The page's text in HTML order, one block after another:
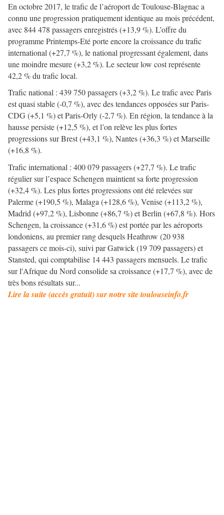
En octobre 2017, le trafic de l’aéroport de Toulouse-Blagnac a
connu une progression pratiquement identique au mois précédent,
avec 844 478 passagers enregistrés (+13,9 %). L’offre du
programme Printemps-Eté porte encore la croissance du trafic
international (+27,7 %), le national progressant également, dans
une moindre mesure (+3,2 %). Le secteur low cost représente
42,2 % du trafic local.
Trafic national : 439 750 passagers (+3,2 %). Le trafic avec Paris
est quasi stable (-0,7 %), avec des tendances opposées sur Paris-
CDG (+5,1 %) et Paris-Orly (-2,7 %). En région, la tendance à la
hausse persiste (+12,5 %), et l’on relève les plus fortes
progressions sur Brest (+43,1 %), Nantes (+36,3 %) et Marseille
(+16,8 %).
Trafic international : 400 079 passagers (+27,7 %). Le trafic
régulier sur l’espace Schengen maintient sa forte progression
(+32,4 %). Les plus fortes progressions ont été relevées sur
Palerme (+190,5 %), Malaga (+128,6 %), Venise (+113,2 %),
Madrid (+97,2 %), Lisbonne (+86,7 %) et Berlin (+67,8 %). Hors
Schengen, la croissance (+31,6 %) est portée par les aéroports
londoniens, au premier rang desquels Heathrow (20 938
passagers ce mois-ci), suivi par Gatwick (19 709 passagers) et
Stansted, qui comptabilise 14 443 passagers mensuels. Le trafic
sur l'Afrique du Nord consolide sa croissance (+17,7 %), avec de
très bons résultats sur...
Lire la suite (accès gratuit) sur notre site toulouseinfo.fr